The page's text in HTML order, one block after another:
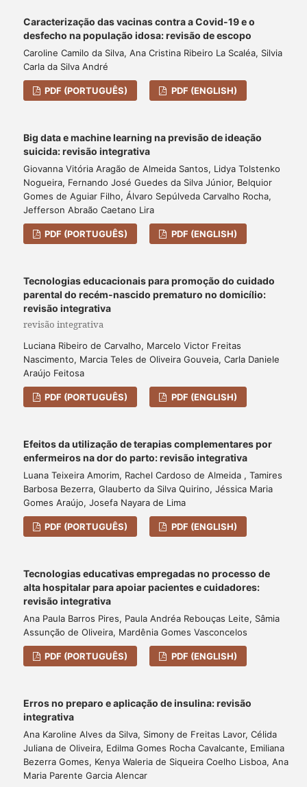
Caracterização das vacinas contra a Covid-19 e o
desfecho na população idosa: revisão de escopo
Caroline Camilo da Silva, Ana Cristina Ribeiro La Scaléa, Silvia
Carla da Silva André
PDF (PORTUGUÊS) PDF (ENGLISH)
Big data e machine learning na previsão de ideação
suicida: revisão integrativa
Giovanna Vitória Aragão de Almeida Santos, Lidya Tolstenko
Nogueira, Fernando José Guedes da Silva Júnior, Belquior
Gomes de Aguiar Filho, Álvaro Sepúlveda Carvalho Rocha,
Jefferson Abraão Caetano Lira
PDF (PORTUGUÊS) PDF (ENGLISH)
Tecnologias educacionais para promoção do cuidado
parental do recém-nascido prematuro no domicílio:
revisão integrativa
revisão integrativa
Luciana Ribeiro de Carvalho, Marcelo Victor Freitas
Nascimento, Marcia Teles de Oliveira Gouveia, Carla Daniele
Araújo Feitosa
PDF (PORTUGUÊS) PDF (ENGLISH)
Efeitos da utilização de terapias complementares por
enfermeiros na dor do parto: revisão integrativa
Luana Teixeira Amorim, Rachel Cardoso de Almeida , Tamires
Barbosa Bezerra, Glauberto da Silva Quirino, Jéssica Maria
Gomes Araújo, Josefa Nayara de Lima
PDF (PORTUGUÊS) PDF (ENGLISH)
Tecnologias educativas empregadas no processo de
alta hospitalar para apoiar pacientes e cuidadores:
revisão integrativa
Ana Paula Barros Pires, Paula Andréa Rebouças Leite, Sâmia
Assunção de Oliveira, Mardênia Gomes Vasconcelos
PDF (PORTUGUÊS) PDF (ENGLISH)
Erros no preparo e aplicação de insulina: revisão
integrativa
Ana Karoline Alves da Silva, Simony de Freitas Lavor, Célida
Juliana de Oliveira, Edilma Gomes Rocha Cavalcante, Emiliana
Bezerra Gomes, Kenya Waleria de Siqueira Coelho Lisboa, Ana
Maria Parente Garcia Alencar